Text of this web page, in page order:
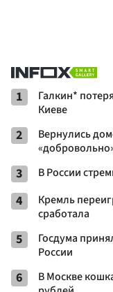
1
Галкин*
Киеве
2
Вернулись
3 В России
4
Кремль
сработала
5
Госдума
России
6
В Москве